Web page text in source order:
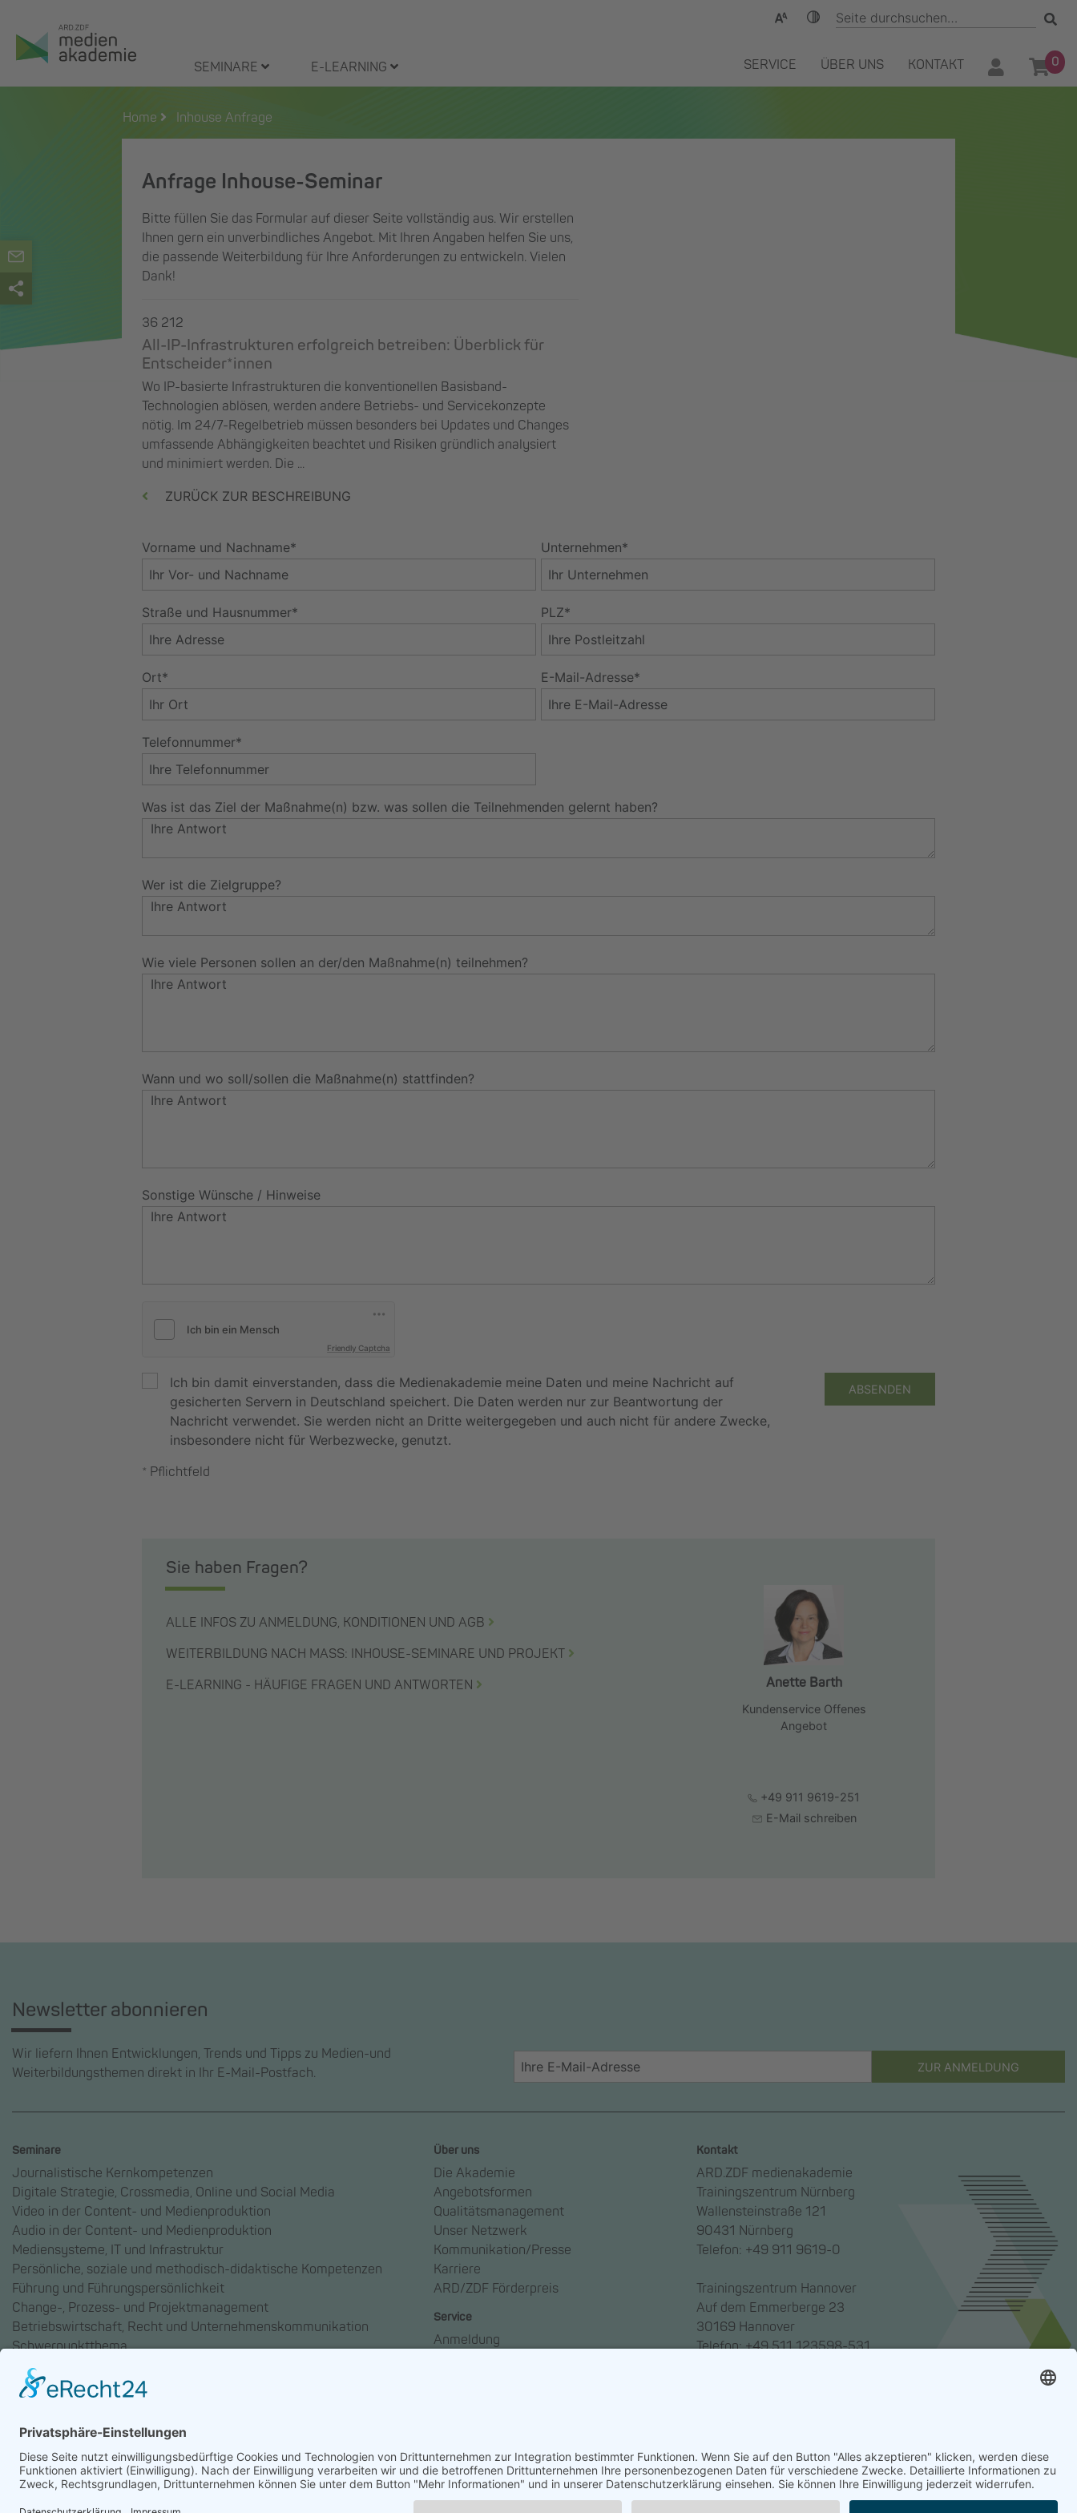
Inhalt
springen
SEMINARE E-LEARNING SERVICE ÜBER UNS KONTAKT 0
Home Inhouse Anfrage
Anfrage Inhouse-Seminar
Bitte füllen Sie das Formular auf dieser Seite vollständig aus. Wir erstellen
Ihnen gern ein unverbindliches Angebot. Mit Ihren Angaben helfen Sie uns,
die passende Weiterbildung für Ihre Anforderungen zu entwickeln. Vielen
Dank!
36 212
All-IP-Infrastrukturen erfolgreich betreiben: Überblick für
Entscheider*innen
Wo IP-basierte Infrastrukturen die konventionellen Basisband-
Technologien ablösen, werden andere Betriebs- und Servicekonzepte
nötig. Im 24/7-Regelbetrieb müssen besonders bei Updates und Changes
umfassende Abhängigkeiten beachtet und Risiken gründlich analysiert
und minimiert werden. Die ...
ZURÜCK ZUR BESCHREIBUNG
Vorname und Nachname* Unternehmen*
Straße und Hausnummer* PLZ*
Ort* E-Mail-Adresse*
Telefonnummer*
Was ist das Ziel der Maßnahme(n) bzw. was sollen die Teilnehmenden gelernt haben?
Wer ist die Zielgruppe?
Wie viele Personen sollen an der/den Maßnahme(n) teilnehmen?
Wann und wo soll/sollen die Maßnahme(n) stattfinden?
Sonstige Wünsche / Hinweise
Friendly Captcha
Ich bin damit einverstanden, dass die Medienakademie meine Daten und meine Nachricht auf
gesicherten Servern in Deutschland speichert. Die Daten werden nur zur Beantwortung der
Nachricht verwendet. Sie werden nicht an Dritte weitergegeben und auch nicht für andere Zwecke,
insbesondere nicht für Werbezwecke, genutzt.
ABSENDEN
* Pflichtfeld
Sie haben Fragen?
ALLE INFOS ZU ANMELDUNG, KONDITIONEN UND AGB
WEITERBILDUNG NACH MASS: INHOUSE-SEMINARE UND PROJEKT
E-LEARNING - HÄUFIGE FRAGEN UND ANTWORTEN
Anette Barth
Kundenservice Offenes
Angebot
+49 911 9619-251
E-Mail schreiben
Newsletter abonnieren
Wir liefern Ihnen Entwicklungen, Trends und Tipps zu Medien-und
Weiterbildungsthemen direkt in Ihr E-Mail-Postfach.
ZUR ANMELDUNG
Seminare
Journalistische Kernkompetenzen
Digitale Strategie, Crossmedia, Online und Social Media
Video in der Content- und Medienproduktion
Audio in der Content- und Medienproduktion
Mediensysteme, IT und Infrastruktur
Persönliche, soziale und methodisch-didaktische Kompetenzen
Führung und Führungspersönlichkeit
Change-, Prozess- und Projektmanagement
Betriebswirtschaft, Recht und Unternehmenskommunikation
Schwerpunktthema
Über uns
Die Akademie
Angebotsformen
Qualitätsmanagement
Unser Netzwerk
Kommunikation/Presse
Karriere
ARD/ZDF Förderpreis
Service
Anmeldung
Kontakt
ARD.ZDF medienakademie
Trainingszentrum Nürnberg
Wallensteinstraße 121
90431 Nürnberg
Telefon: +49 911 9619-0
Trainingszentrum Hannover
Auf dem Emmerberge 23
30169 Hannover
Telefon: +49 511 123598-531